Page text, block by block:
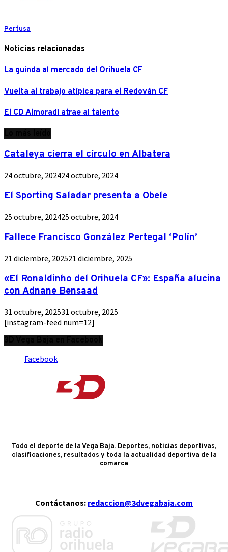
Pertusa
Noticias relacionadas
La guinda al mercado del Orihuela CF
Vuelta al trabajo atípica para el Redován CF
El CD Almoradí atrae al talento
Cataleya cierra el círculo en Albatera
24 octubre, 202424 octubre, 2024
El Sporting Saladar presenta a Obele
25 octubre, 202425 octubre, 2024
Fallece Francisco González Pertegal ‘Polín’
21 diciembre, 202521 diciembre, 2025
«El Ronaldinho del Orihuela CF»: España alucina
con Adnane Bensaad
31 octubre, 202531 octubre, 2025
[instagram-feed num=12]
Facebook
Todo el deporte de la Vega Baja. Deportes, noticias deportivas,
clasificaciones, resultados y toda la actualidad deportiva de la
comarca
Contáctanos: redaccion@3dvegabaja.com